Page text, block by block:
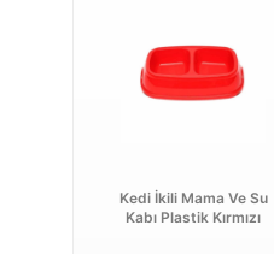
Kedi İkili Mama Ve Su
Kabı Plastik Kırmızı